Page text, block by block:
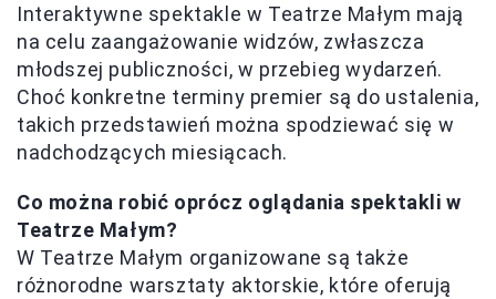
Interaktywne spektakle w Teatrze Małym mają
na celu zaangażowanie widzów, zwłaszcza
młodszej publiczności, w przebieg wydarzeń.
Choć konkretne terminy premier są do ustalenia,
takich przedstawień można spodziewać się w
nadchodzących miesiącach.
Co można robić oprócz oglądania spektakli w
Teatrze Małym?
W Teatrze Małym organizowane są także
różnorodne warsztaty aktorskie, które oferują